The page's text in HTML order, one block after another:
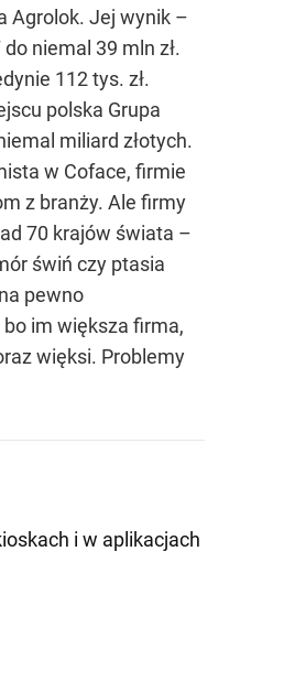
Agrolok. Jej wynik –
niemal 39 mln zł.
112 tys. zł.
polska Grupa
miliard złotych.
w Coface, firmie
z branży. Ale firmy
70 krajów świata –
świń czy ptasia
pewno
bo im większa firma,
więksi. Problemy
i w aplikacjach